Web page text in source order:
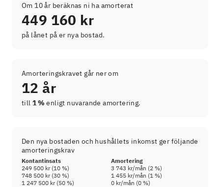
Om 10 år beräknas ni ha amorterat
449 160 kr
på lånet på er nya bostad.
Amorteringskravet går ner om
12 år
till 1 % enligt nuvarande amortering.
Den nya bostaden och hushållets inkomst ger följande
amorteringskrav
Kontantinsats
Amortering
249 500 kr(10 %) 3 743 kr/mån (2 %)
748 500 kr(30 %) 1 455 kr/mån (1 %)
1 247 500 kr(50 %) 0 kr/mån (0 %)